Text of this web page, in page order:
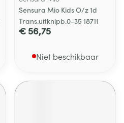
Sensura Mio Kids O/z 1d
Trans.uitknipb.0-35 18711
€ 56,75
Niet beschikbaar